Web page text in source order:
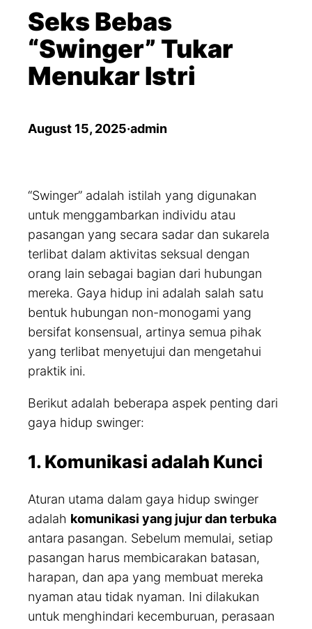
a
r
h
Seks Bebas
“Swinger” Tukar
Menukar Istri
August 15, 2025·admin
“Swinger” adalah istilah yang digunakan
untuk menggambarkan individu atau
pasangan yang secara sadar dan sukarela
terlibat dalam aktivitas seksual dengan
orang lain sebagai bagian dari hubungan
mereka. Gaya hidup ini adalah salah satu
bentuk hubungan non-monogami yang
bersifat konsensual, artinya semua pihak
yang terlibat menyetujui dan mengetahui
praktik ini.
Berikut adalah beberapa aspek penting dari
gaya hidup swinger:
1. Komunikasi adalah Kunci
Aturan utama dalam gaya hidup swinger
adalah komunikasi yang jujur dan terbuka
antara pasangan. Sebelum memulai, setiap
pasangan harus membicarakan batasan,
harapan, dan apa yang membuat mereka
nyaman atau tidak nyaman. Ini dilakukan
untuk menghindari kecemburuan, perasaan